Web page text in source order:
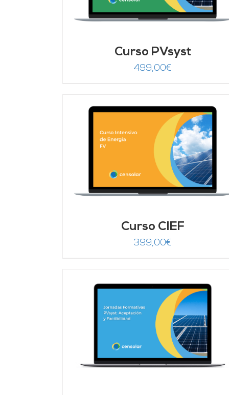
Curso PVsyst
499,00€
Curso CIEF
399,00€
AÑADIR AL CARRITO / DETALLES
AÑADIR AL CARRITO / DETALLES